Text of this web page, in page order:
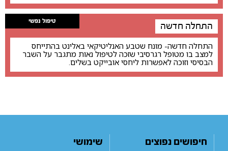
טיפול נפשי התחלה חדשה
התחלה חדשה- מונח שטבע האנליטיקאי באלינט בהתייחס
למצב בו מטופל רגרסיבי שזכה לטיפול נאות מתגבר על השבר
הבסיסי וזוכה לאפשרות ליחסי אובייקט בשלים.
חיפושים נפוצים
שימושי